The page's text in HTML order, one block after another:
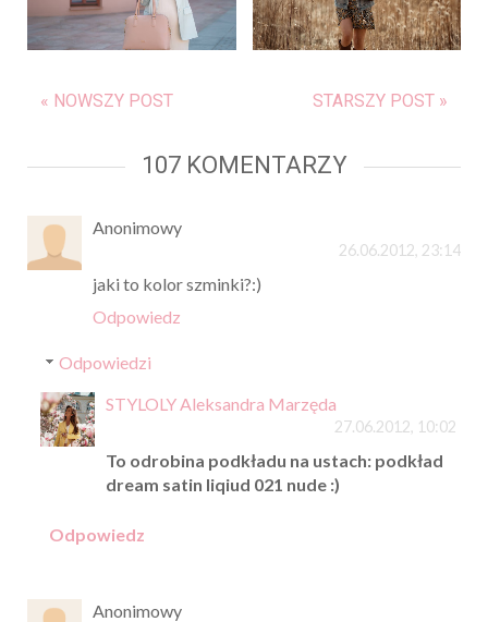
« NOWSZY POST STARSZY POST »
107 KOMENTARZY
Anonimowy
26.06.2012, 23:14
jaki to kolor szminki?:)
Odpowiedz
Odpowiedzi
STYLOLY Aleksandra Marzęda
27.06.2012, 10:02
To odrobina podkładu na ustach: podkład
dream satin liqiud 021 nude :)
Odpowiedz
Anonimowy